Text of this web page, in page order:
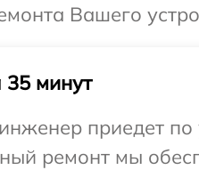
Вашего
минут
приедет по
ремонт мы